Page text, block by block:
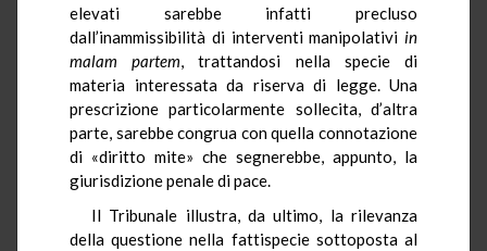
elevati sarebbe infatti precluso
dall’inammissibilità di interventi manipolativi in
malam partem, trattandosi nella specie di
materia interessata da riserva di legge. Una
prescrizione particolarmente sollecita, d’altra
parte, sarebbe congrua con quella connotazione
di «diritto mite» che segnerebbe, appunto, la
giurisdizione penale di pace.
Il Tribunale illustra, da ultimo, la rilevanza
della questione nella fattispecie sottoposta al